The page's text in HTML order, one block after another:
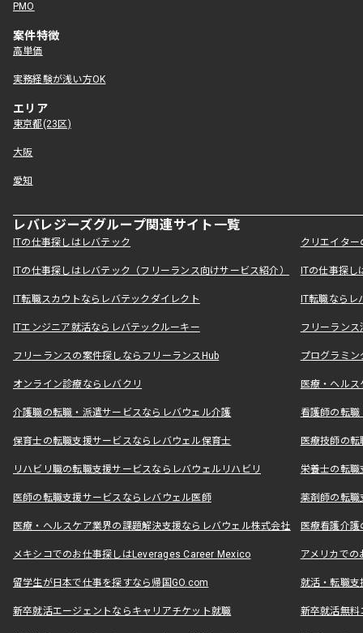
PMO
案件特徴
高単価
実務経験が浅い方OK
エリア
東京都(23区)
大阪
愛知
レバレジーズグループ関連サイト一覧
ITの仕事探しはレバテック クリエイタ
ITの仕事探しはレバテック（フリーランス向けサービス紹介） ITの仕事探
IT転職スカウトならレバテックダイレクト IT転職なら
ITエンジニア就活ならレバテックルーキー フリーラン
フリーランスの案件探しならフリーランスHub プログラミ
オンライン診療ならレバクリ 医療・ヘル
介護職の転職・派遣サービスならレバウェル介護 看護師の転
保育士の転職支援サービスならレバウェル保育士 医療技師の
リハビリ職の転職支援サービスならレバウェルリハビリ 栄養士の転
医師の転職支援サービスならレバウェル医師 薬剤師の転
医療・ヘルスケア業界の課題解決支援ならレバウェル株式会社 医療看護介
メキシコでのお仕事探しはLeverages Career Mexico アメリカで
留学生が日本で仕事を探すなら帰国GO.com 就活・転職
新卒就活エージェントならキャリアチケット就職 新卒就活無料